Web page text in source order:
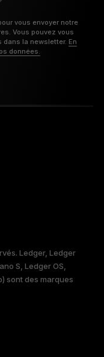
vous envoyer notre
Vous pouvez vous
dans la newsletter. En
données.
Ledger, Ledger
S, Ledger OS,
sont des marques